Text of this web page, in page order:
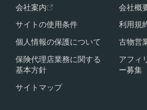
会社案内
会社概
サイトの使用条件
利用規
個人情報の保護について
古物営
保険代理店業務に関する
基本方針
アフィ
ー募集
サイトマップ